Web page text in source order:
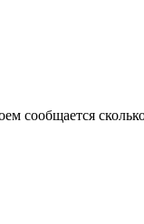
сообщается